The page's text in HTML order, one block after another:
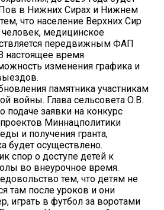
в Нижних Сирах и Нижнем
что население Верхних Сир
человек, медицинское
передвижным ФАП
настоящее время
изменения графика и
памятника участникам
войны. Глава сельсовета О.В.
подаче заявки на конкурс
Миннацполитики
и получения гранта,
будет осуществлено.
спор о доступе детей к
во внеурочное время.
тем, что детям не
там после уроков и они
играть в футбол за воротами